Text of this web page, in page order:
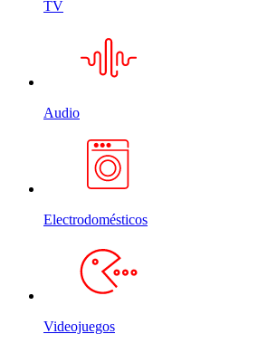
TV
Audio
Electrodomésticos
Videojuegos